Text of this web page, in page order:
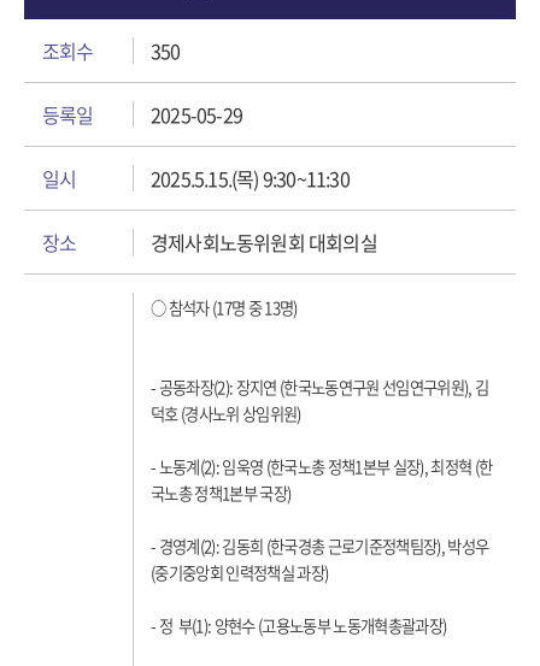
조회수 350
등록일 2025-05-29
일시 2025.5.15.(목) 9:30~11:30
장소 경제사회노동위원회 대회의실
○ 참석자 (17명 중 13명)
- 공동좌장(2): 장지연 (한국노동연구원 선임연구위원), 김
덕호 (경사노위 상임위원)
- 노동계(2): 임욱영 (한국노총 정책1본부 실장), 최정혁 (한
국노총 정책1본부 국장)
- 경영계(2): 김동희 (한국경총 근로기준정책팀장), 박성우
(중기중앙회 인력정책실 과장)
- 정 부(1): 양현수 (고용노동부 노동개혁총괄과장)